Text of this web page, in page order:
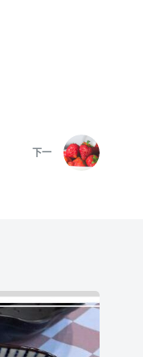
下一